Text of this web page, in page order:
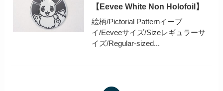
【Eevee White Non Holofoil】
絵柄/Pictorial Patternイーブ
イ/Eeveeサイズ/Sizeレギュラーサ
イズ/Regular-sized...